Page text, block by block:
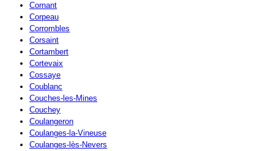
Cornant
Corpeau
Corrombles
Corsaint
Cortambert
Cortevaix
Cossaye
Coublanc
Couches-les-Mines
Couchey
Coulangeron
Coulanges-la-Vineuse
Coulanges-lès-Nevers